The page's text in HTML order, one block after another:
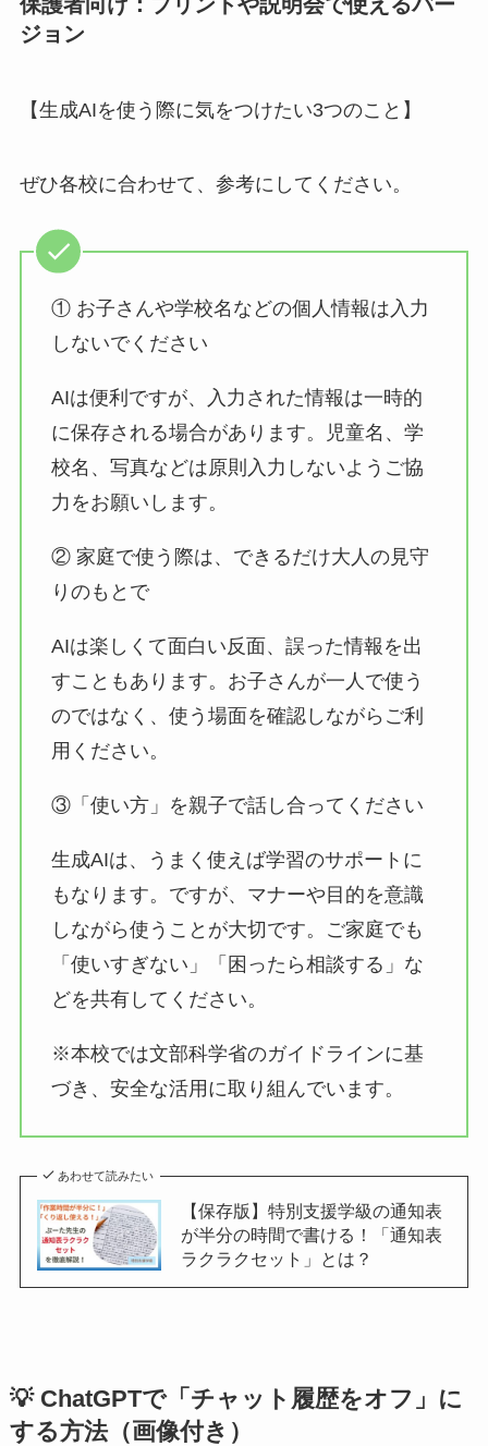
保護者向け：プリントや説明会で使えるバー
ジョン
【生成AIを使う際に気をつけたい3つのこと】
ぜひ各校に合わせて、参考にしてください。
① お子さんや学校名などの個人情報は入力
しないでください
AIは便利ですが、入力された情報は一時的
に保存される場合があります。児童名、学
校名、写真などは原則入力しないようご協
力をお願いします。
② 家庭で使う際は、できるだけ大人の見守
りのもとで
AIは楽しくて面白い反面、誤った情報を出
すこともあります。お子さんが一人で使う
のではなく、使う場面を確認しながらご利
用ください。
③「使い方」を親子で話し合ってください
生成AIは、うまく使えば学習のサポートに
もなります。ですが、マナーや目的を意識
しながら使うことが大切です。ご家庭でも
「使いすぎない」「困ったら相談する」な
どを共有してください。
※本校では文部科学省のガイドラインに基
づき、安全な活用に取り組んでいます。
あわせて読みたい
【保存版】特別支援学級の通知表
が半分の時間で書ける！「通知表
ラクラクセット」とは？
💡 ChatGPTで「チャット履歴をオフ」に
する方法（画像付き）